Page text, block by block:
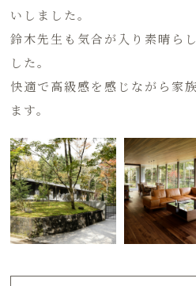
いしました。
鈴木先生も気合が入り素晴ら
した。
快適で高級感を感じながら家
ます。